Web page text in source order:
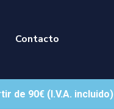
Contacto
de 90€ (I.V.A. incluido)